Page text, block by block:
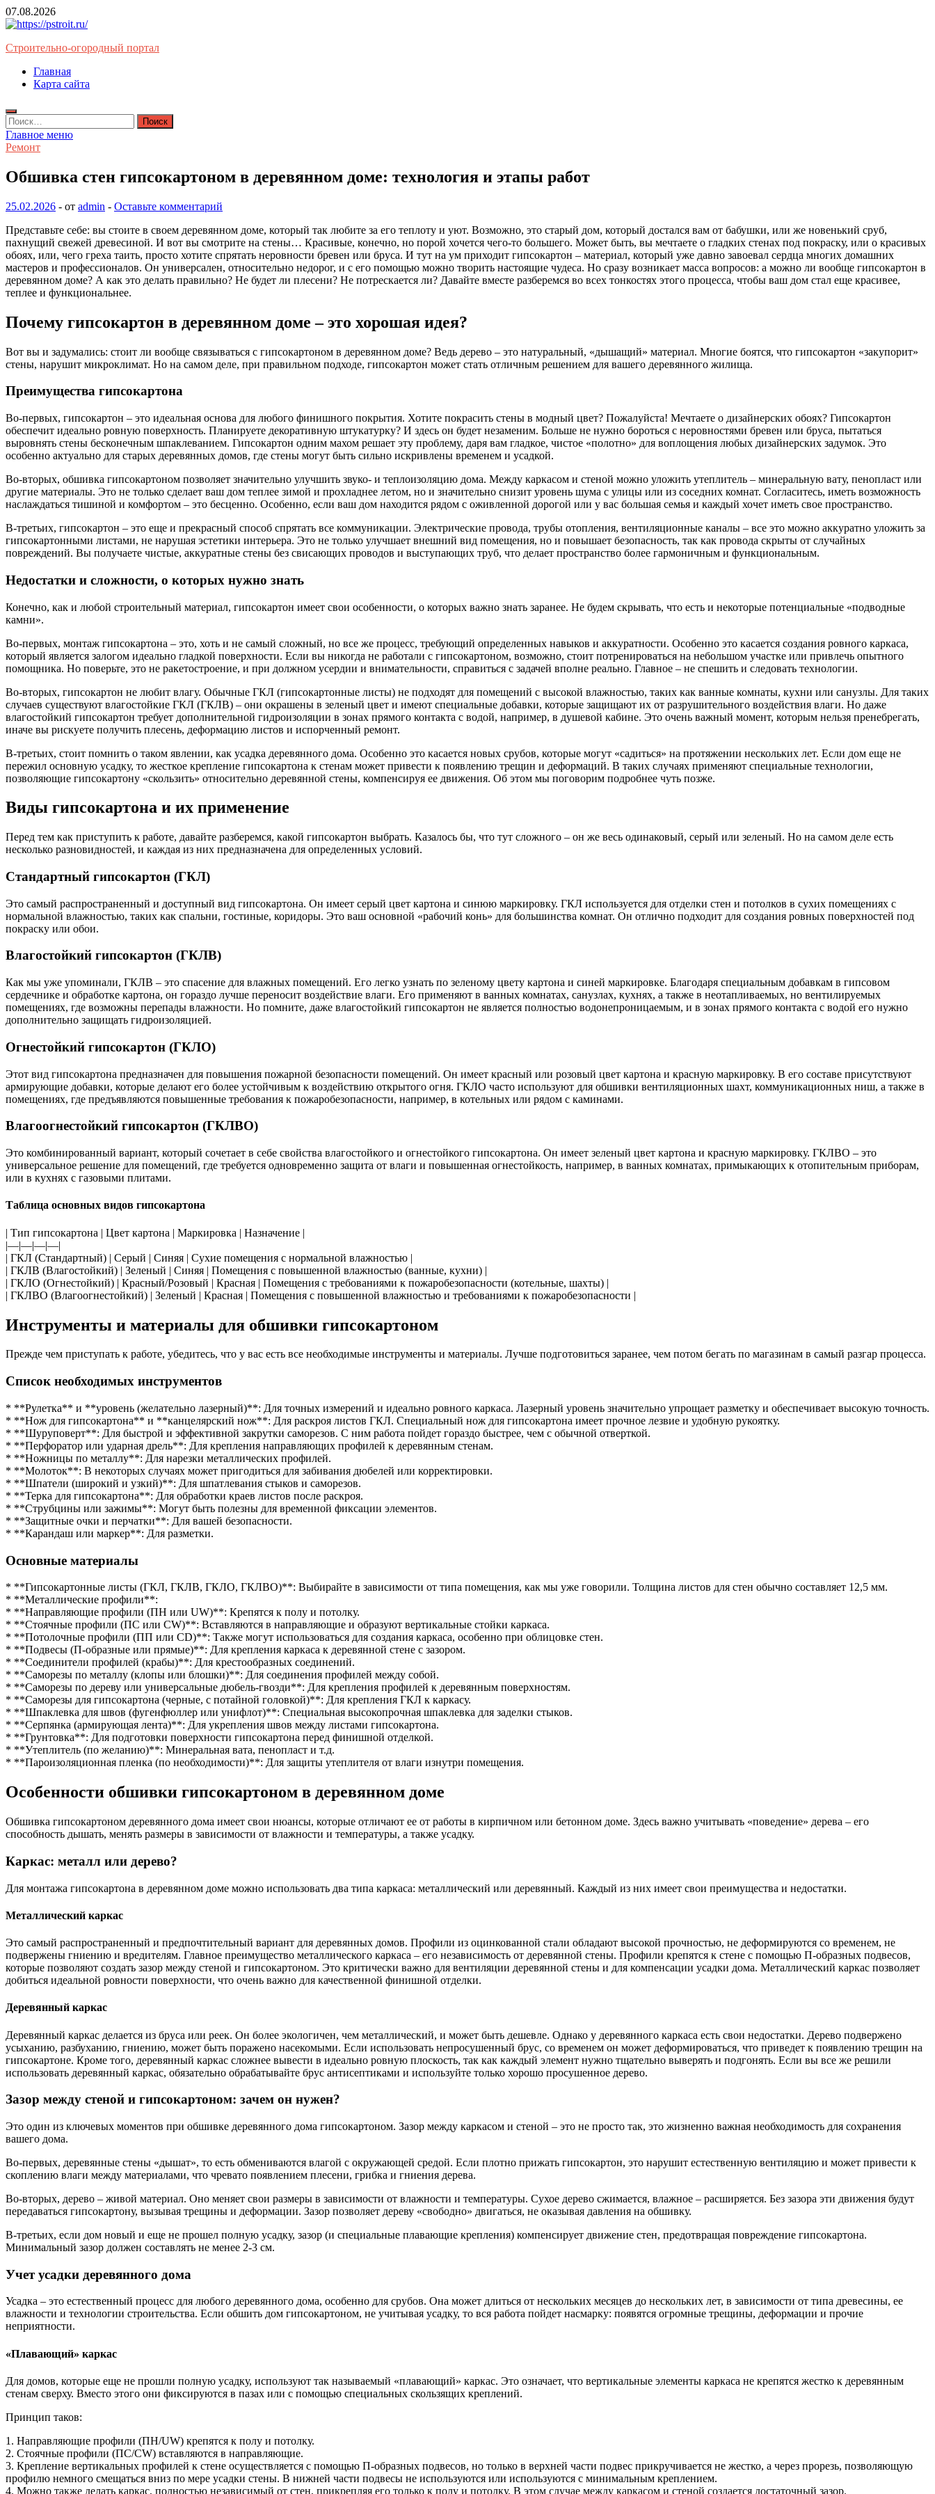
Перейти
к
07.08.2026
Строительно-огородный портал
Главная
Карта сайта
Найти:
Главное меню
Ремонт
Обшивка стен гипсокартоном в деревянном доме: технология и этапы работ
25.02.2026 - от admin - Оставьте комментарий
Представьте себе: вы стоите в своем деревянном доме, который так любите за его теплоту и уют. Возможно, это старый дом, который достался вам от бабушки, или же новенький сруб,
пахнущий свежей древесиной. И вот вы смотрите на стены… Красивые, конечно, но порой хочется чего-то большего. Может быть, вы мечтаете о гладких стенах под покраску, или о красивых
обоях, или, чего греха таить, просто хотите спрятать неровности бревен или бруса. И тут на ум приходит гипсокартон – материал, который уже давно завоевал сердца многих домашних
мастеров и профессионалов. Он универсален, относительно недорог, и с его помощью можно творить настоящие чудеса. Но сразу возникает масса вопросов: а можно ли вообще гипсокартон в
деревянном доме? А как это делать правильно? Не будет ли плесени? Не потрескается ли? Давайте вместе разберемся во всех тонкостях этого процесса, чтобы ваш дом стал еще красивее,
теплее и функциональнее.
Почему гипсокартон в деревянном доме – это хорошая идея?
Вот вы и задумались: стоит ли вообще связываться с гипсокартоном в деревянном доме? Ведь дерево – это натуральный, «дышащий» материал. Многие боятся, что гипсокартон «закупорит»
стены, нарушит микроклимат. Но на самом деле, при правильном подходе, гипсокартон может стать отличным решением для вашего деревянного жилища.
Преимущества гипсокартона
Во-первых, гипсокартон – это идеальная основа для любого финишного покрытия. Хотите покрасить стены в модный цвет? Пожалуйста! Мечтаете о дизайнерских обоях? Гипсокартон
обеспечит идеально ровную поверхность. Планируете декоративную штукатурку? И здесь он будет незаменим. Больше не нужно бороться с неровностями бревен или бруса, пытаться
выровнять стены бесконечным шпаклеванием. Гипсокартон одним махом решает эту проблему, даря вам гладкое, чистое «полотно» для воплощения любых дизайнерских задумок. Это
особенно актуально для старых деревянных домов, где стены могут быть сильно искривлены временем и усадкой.
Во-вторых, обшивка гипсокартоном позволяет значительно улучшить звуко- и теплоизоляцию дома. Между каркасом и стеной можно уложить утеплитель – минеральную вату, пенопласт или
другие материалы. Это не только сделает ваш дом теплее зимой и прохладнее летом, но и значительно снизит уровень шума с улицы или из соседних комнат. Согласитесь, иметь возможность
наслаждаться тишиной и комфортом – это бесценно. Особенно, если ваш дом находится рядом с оживленной дорогой или у вас большая семья и каждый хочет иметь свое пространство.
В-третьих, гипсокартон – это еще и прекрасный способ спрятать все коммуникации. Электрические провода, трубы отопления, вентиляционные каналы – все это можно аккуратно уложить за
гипсокартонными листами, не нарушая эстетики интерьера. Это не только улучшает внешний вид помещения, но и повышает безопасность, так как провода скрыты от случайных
повреждений. Вы получаете чистые, аккуратные стены без свисающих проводов и выступающих труб, что делает пространство более гармоничным и функциональным.
Недостатки и сложности, о которых нужно знать
Конечно, как и любой строительный материал, гипсокартон имеет свои особенности, о которых важно знать заранее. Не будем скрывать, что есть и некоторые потенциальные «подводные
камни».
Во-первых, монтаж гипсокартона – это, хоть и не самый сложный, но все же процесс, требующий определенных навыков и аккуратности. Особенно это касается создания ровного каркаса,
который является залогом идеально гладкой поверхности. Если вы никогда не работали с гипсокартоном, возможно, стоит потренироваться на небольшом участке или привлечь опытного
помощника. Но поверьте, это не ракетостроение, и при должном усердии и внимательности, справиться с задачей вполне реально. Главное – не спешить и следовать технологии.
Во-вторых, гипсокартон не любит влагу. Обычные ГКЛ (гипсокартонные листы) не подходят для помещений с высокой влажностью, таких как ванные комнаты, кухни или санузлы. Для таких
случаев существуют влагостойкие ГКЛ (ГКЛВ) – они окрашены в зеленый цвет и имеют специальные добавки, которые защищают их от разрушительного воздействия влаги. Но даже
влагостойкий гипсокартон требует дополнительной гидроизоляции в зонах прямого контакта с водой, например, в душевой кабине. Это очень важный момент, которым нельзя пренебрегать,
иначе вы рискуете получить плесень, деформацию листов и испорченный ремонт.
В-третьих, стоит помнить о таком явлении, как усадка деревянного дома. Особенно это касается новых срубов, которые могут «садиться» на протяжении нескольких лет. Если дом еще не
пережил основную усадку, то жесткое крепление гипсокартона к стенам может привести к появлению трещин и деформаций. В таких случаях применяют специальные технологии,
позволяющие гипсокартону «скользить» относительно деревянной стены, компенсируя ее движения. Об этом мы поговорим подробнее чуть позже.
Виды гипсокартона и их применение
Перед тем как приступить к работе, давайте разберемся, какой гипсокартон выбрать. Казалось бы, что тут сложного – он же весь одинаковый, серый или зеленый. Но на самом деле есть
несколько разновидностей, и каждая из них предназначена для определенных условий.
Стандартный гипсокартон (ГКЛ)
Это самый распространенный и доступный вид гипсокартона. Он имеет серый цвет картона и синюю маркировку. ГКЛ используется для отделки стен и потолков в сухих помещениях с
нормальной влажностью, таких как спальни, гостиные, коридоры. Это ваш основной «рабочий конь» для большинства комнат. Он отлично подходит для создания ровных поверхностей под
покраску или обои.
Влагостойкий гипсокартон (ГКЛВ)
Как мы уже упоминали, ГКЛВ – это спасение для влажных помещений. Его легко узнать по зеленому цвету картона и синей маркировке. Благодаря специальным добавкам в гипсовом
сердечнике и обработке картона, он гораздо лучше переносит воздействие влаги. Его применяют в ванных комнатах, санузлах, кухнях, а также в неотапливаемых, но вентилируемых
помещениях, где возможны перепады влажности. Но помните, даже влагостойкий гипсокартон не является полностью водонепроницаемым, и в зонах прямого контакта с водой его нужно
дополнительно защищать гидроизоляцией.
Огнестойкий гипсокартон (ГКЛО)
Этот вид гипсокартона предназначен для повышения пожарной безопасности помещений. Он имеет красный или розовый цвет картона и красную маркировку. В его составе присутствуют
армирующие добавки, которые делают его более устойчивым к воздействию открытого огня. ГКЛО часто используют для обшивки вентиляционных шахт, коммуникационных ниш, а также в
помещениях, где предъявляются повышенные требования к пожаробезопасности, например, в котельных или рядом с каминами.
Влагоогнестойкий гипсокартон (ГКЛВО)
Это комбинированный вариант, который сочетает в себе свойства влагостойкого и огнестойкого гипсокартона. Он имеет зеленый цвет картона и красную маркировку. ГКЛВО – это
универсальное решение для помещений, где требуется одновременно защита от влаги и повышенная огнестойкость, например, в ванных комнатах, примыкающих к отопительным приборам,
или в кухнях с газовыми плитами.
Таблица основных видов гипсокартона
| Тип гипсокартона | Цвет картона | Маркировка | Назначение |
|—|—|—|—|
| ГКЛ (Стандартный) | Серый | Синяя | Сухие помещения с нормальной влажностью |
| ГКЛВ (Влагостойкий) | Зеленый | Синяя | Помещения с повышенной влажностью (ванные, кухни) |
| ГКЛО (Огнестойкий) | Красный/Розовый | Красная | Помещения с требованиями к пожаробезопасности (котельные, шахты) |
| ГКЛВО (Влагоогнестойкий) | Зеленый | Красная | Помещения с повышенной влажностью и требованиями к пожаробезопасности |
Инструменты и материалы для обшивки гипсокартоном
Прежде чем приступать к работе, убедитесь, что у вас есть все необходимые инструменты и материалы. Лучше подготовиться заранее, чем потом бегать по магазинам в самый разгар процесса.
Список необходимых инструментов
* **Рулетка** и **уровень (желательно лазерный)**: Для точных измерений и идеально ровного каркаса. Лазерный уровень значительно упрощает разметку и обеспечивает высокую точность.
* **Нож для гипсокартона** и **канцелярский нож**: Для раскроя листов ГКЛ. Специальный нож для гипсокартона имеет прочное лезвие и удобную рукоятку.
* **Шуруповерт**: Для быстрой и эффективной закрутки саморезов. С ним работа пойдет гораздо быстрее, чем с обычной отверткой.
* **Перфоратор или ударная дрель**: Для крепления направляющих профилей к деревянным стенам.
* **Ножницы по металлу**: Для нарезки металлических профилей.
* **Молоток**: В некоторых случаях может пригодиться для забивания дюбелей или корректировки.
* **Шпатели (широкий и узкий)**: Для шпатлевания стыков и саморезов.
* **Терка для гипсокартона**: Для обработки краев листов после раскроя.
* **Струбцины или зажимы**: Могут быть полезны для временной фиксации элементов.
* **Защитные очки и перчатки**: Для вашей безопасности.
* **Карандаш или маркер**: Для разметки.
Основные материалы
* **Гипсокартонные листы (ГКЛ, ГКЛВ, ГКЛО, ГКЛВО)**: Выбирайте в зависимости от типа помещения, как мы уже говорили. Толщина листов для стен обычно составляет 12,5 мм.
* **Металлические профили**:
* **Направляющие профили (ПН или UW)**: Крепятся к полу и потолку.
* **Стоячные профили (ПС или CW)**: Вставляются в направляющие и образуют вертикальные стойки каркаса.
* **Потолочные профили (ПП или CD)**: Также могут использоваться для создания каркаса, особенно при облицовке стен.
* **Подвесы (П-образные или прямые)**: Для крепления каркаса к деревянной стене с зазором.
* **Соединители профилей (крабы)**: Для крестообразных соединений.
* **Саморезы по металлу (клопы или блошки)**: Для соединения профилей между собой.
* **Саморезы по дереву или универсальные дюбель-гвозди**: Для крепления профилей к деревянным поверхностям.
* **Саморезы для гипсокартона (черные, с потайной головкой)**: Для крепления ГКЛ к каркасу.
* **Шпаклевка для швов (фугенфюллер или унифлот)**: Специальная высокопрочная шпаклевка для заделки стыков.
* **Серпянка (армирующая лента)**: Для укрепления швов между листами гипсокартона.
* **Грунтовка**: Для подготовки поверхности гипсокартона перед финишной отделкой.
* **Утеплитель (по желанию)**: Минеральная вата, пенопласт и т.д.
* **Пароизоляционная пленка (по необходимости)**: Для защиты утеплителя от влаги изнутри помещения.
Особенности обшивки гипсокартоном в деревянном доме
Обшивка гипсокартоном деревянного дома имеет свои нюансы, которые отличают ее от работы в кирпичном или бетонном доме. Здесь важно учитывать «поведение» дерева – его
способность дышать, менять размеры в зависимости от влажности и температуры, а также усадку.
Каркас: металл или дерево?
Для монтажа гипсокартона в деревянном доме можно использовать два типа каркаса: металлический или деревянный. Каждый из них имеет свои преимущества и недостатки.
Металлический каркас
Это самый распространенный и предпочтительный вариант для деревянных домов. Профили из оцинкованной стали обладают высокой прочностью, не деформируются со временем, не
подвержены гниению и вредителям. Главное преимущество металлического каркаса – его независимость от деревянной стены. Профили крепятся к стене с помощью П-образных подвесов,
которые позволяют создать зазор между стеной и гипсокартоном. Это критически важно для вентиляции деревянной стены и для компенсации усадки дома. Металлический каркас позволяет
добиться идеальной ровности поверхности, что очень важно для качественной финишной отделки.
Деревянный каркас
Деревянный каркас делается из бруса или реек. Он более экологичен, чем металлический, и может быть дешевле. Однако у деревянного каркаса есть свои недостатки. Дерево подвержено
усыханию, разбуханию, гниению, может быть поражено насекомыми. Если использовать непросушенный брус, со временем он может деформироваться, что приведет к появлению трещин на
гипсокартоне. Кроме того, деревянный каркас сложнее вывести в идеально ровную плоскость, так как каждый элемент нужно тщательно выверять и подгонять. Если вы все же решили
использовать деревянный каркас, обязательно обрабатывайте брус антисептиками и используйте только хорошо просушенное дерево.
Зазор между стеной и гипсокартоном: зачем он нужен?
Это один из ключевых моментов при обшивке деревянного дома гипсокартоном. Зазор между каркасом и стеной – это не просто так, это жизненно важная необходимость для сохранения
вашего дома.
Во-первых, деревянные стены «дышат», то есть обмениваются влагой с окружающей средой. Если плотно прижать гипсокартон, это нарушит естественную вентиляцию и может привести к
скоплению влаги между материалами, что чревато появлением плесени, грибка и гниения дерева.
Во-вторых, дерево – живой материал. Оно меняет свои размеры в зависимости от влажности и температуры. Сухое дерево сжимается, влажное – расширяется. Без зазора эти движения будут
передаваться гипсокартону, вызывая трещины и деформации. Зазор позволяет дереву «свободно» двигаться, не оказывая давления на обшивку.
В-третьих, если дом новый и еще не прошел полную усадку, зазор (и специальные плавающие крепления) компенсирует движение стен, предотвращая повреждение гипсокартона.
Минимальный зазор должен составлять не менее 2-3 см.
Учет усадки деревянного дома
Усадка – это естественный процесс для любого деревянного дома, особенно для срубов. Она может длиться от нескольких месяцев до нескольких лет, в зависимости от типа древесины, ее
влажности и технологии строительства. Если обшить дом гипсокартоном, не учитывая усадку, то вся работа пойдет насмарку: появятся огромные трещины, деформации и прочие
неприятности.
«Плавающий» каркас
Для домов, которые еще не прошли полную усадку, используют так называемый «плавающий» каркас. Это означает, что вертикальные элементы каркаса не крепятся жестко к деревянным
стенам сверху. Вместо этого они фиксируются в пазах или с помощью специальных скользящих креплений.
Принцип таков:
1. Направляющие профили (ПН/UW) крепятся к полу и потолку.
2. Стоячные профили (ПС/CW) вставляются в направляющие.
3. Крепление вертикальных профилей к стене осуществляется с помощью П-образных подвесов, но только в верхней части подвес прикручивается не жестко, а через прорезь, позволяющую
профилю немного смещаться вниз по мере усадки стены. В нижней части подвесы не используются или используются с минимальным креплением.
4. Можно также делать каркас, полностью независимый от стен, прикрепляя его только к полу и потолку. В этом случае между каркасом и стеной создается достаточный зазор.